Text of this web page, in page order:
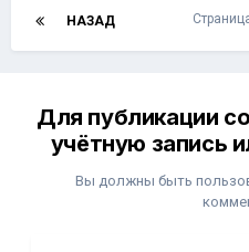
НАЗАД
Для публикации
учётную запись
Вы должны быть